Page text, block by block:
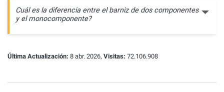
Cuál es la diferencia entre el barniz de dos componentes
y el monocomponente?
Última Actualización: 8 abr. 2026, Visitas: 72.106.908